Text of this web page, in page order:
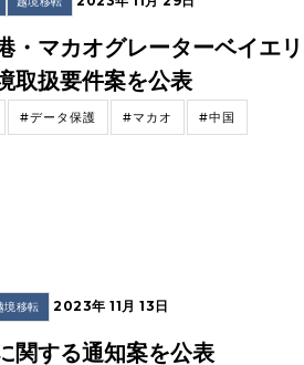
マカオグレーターベイエリ
取扱要件案を公表
#データ保護 #マカオ #中国
境移転 2023年 11月 13日
する通知案を公表